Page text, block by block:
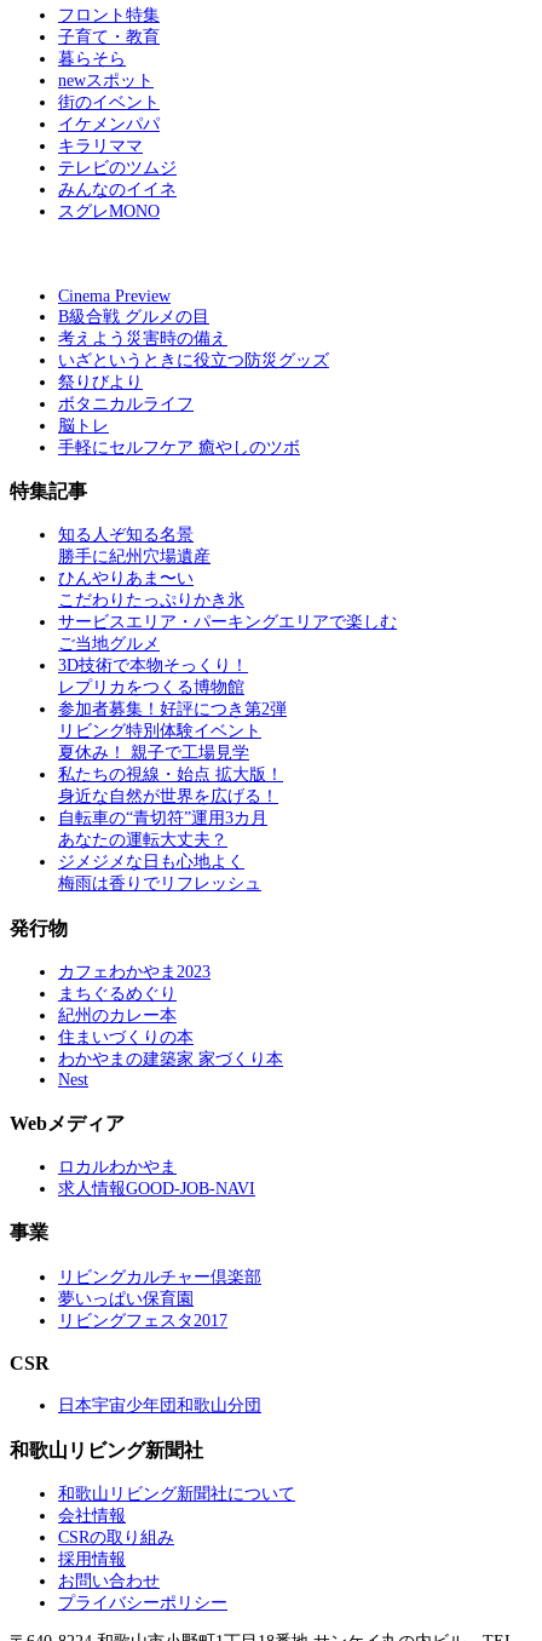
フロント特集
子育て・教育
暮らそら
newスポット
街のイベント
イケメンパパ
キラリママ
テレビのツムジ
みんなのイイネ
スグレMONO
Cinema Preview
B級合戦 グルメの目
考えよう災害時の備え
いざというときに役立つ防災グッズ
祭りびより
ボタニカルライフ
脳トレ
手軽にセルフケア 癒やしのツボ
特集記事
知る人ぞ知る名景
勝手に紀州穴場遺産
ひんやりあま〜い
こだわりたっぷりかき氷
サービスエリア・パーキングエリアで楽しむ
ご当地グルメ
3D技術で本物そっくり！
レプリカをつくる博物館
参加者募集！好評につき第2弾
リビング特別体験イベント
夏休み！ 親子で工場見学
私たちの視線・始点 拡大版！
身近な自然が世界を広げる！
自転車の“青切符”運用3カ月
あなたの運転大丈夫？
ジメジメな日も心地よく
梅雨は香りでリフレッシュ
発行物
カフェわかやま2023
まちぐるめぐり
紀州のカレー本
住まいづくりの本
わかやまの建築家 家づくり本
Nest
Webメディア
ロカルわかやま
求人情報GOOD-JOB-NAVI
事業
リビングカルチャー倶楽部
夢いっぱい保育園
リビングフェスタ2017
CSR
日本宇宙少年団和歌山分団
和歌山リビング新聞社
和歌山リビング新聞社について
会社情報
CSRの取り組み
採用情報
お問い合わせ
プライバシーポリシー